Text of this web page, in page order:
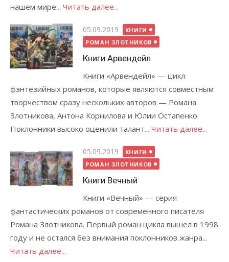
нашем мире... Читать далее...
Опубликовано
05.09.2019
КНИГИ
РОМАН ЗЛОТНИКОВ
Книги Арвендейл
Книги «Арвендейл» — цикл
фэнтезийных романов, которые являются совместным
творчеством сразу нескольких авторов — Романа
Злотникова, Антона Корнилова и Юлии Остапенко.
Поклонники высоко оценили талант... Читать далее...
Опубликовано
05.09.2019
КНИГИ
РОМАН ЗЛОТНИКОВ
Книги Вечный
Книги «Вечный» — серия
фантастических романов от современного писателя
Романа Злотникова. Первый роман цикла вышел в 1998
году и не остался без внимания поклонников жанра...
Читать далее...